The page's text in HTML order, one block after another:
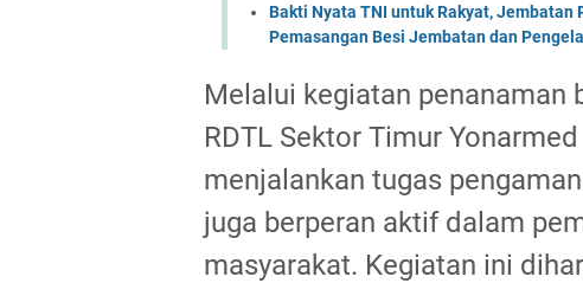
Bakti Nyata TNI untuk Rakyat, Jembatan
Pemasangan Besi Jembatan dan
Melalui kegiatan penanaman
RDTL Sektor Timur
menjalankan tugas
juga berperan aktif dalam
masyarakat. Kegiatan ini